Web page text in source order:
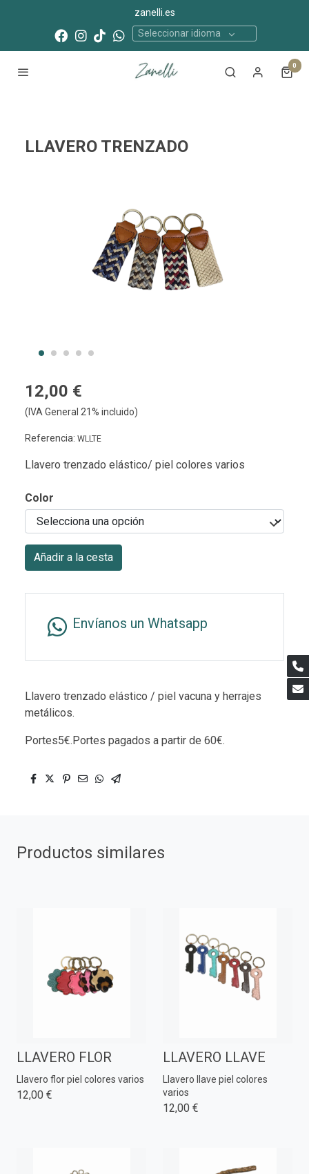
zanelli.es
Seleccionar idioma
0
LLAVERO TRENZADO
12,00 €
(IVA General 21% incluido)
Referencia: WLLTE
Llavero trenzado elástico/ piel colores varios
Color
Añadir a la cesta
Envíanos un Whatsapp
Llavero trenzado elástico / piel vacuna y herrajes
metálicos.
Portes5€.Portes pagados a partir de 60€.
Productos similares
LLAVERO FLOR
Llavero flor piel colores varios
12,00 €
LLAVERO LLAVE
Llavero llave piel colores
varios
12,00 €